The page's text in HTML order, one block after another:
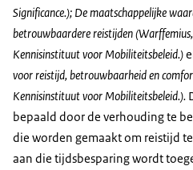
Significance.); De maatschappelijke
betrouwbaardere reistijden
Kennisinstituut voor Mobiliteitsbeleid.)
voor reistijd, betrouwbaarheid en
Kennisinstituut voor Mobiliteitsbeleid.).
bepaald door de verhouding te
die worden gemaakt om reistijd
aan die tijdsbesparing wordt